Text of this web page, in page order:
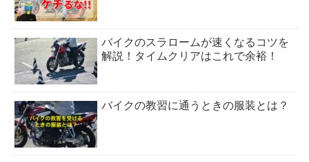
バイクのスラロームが速くなるコツを
解説！タイムクリアはこれで余裕！
バイクの教習に通うときの服装とは？